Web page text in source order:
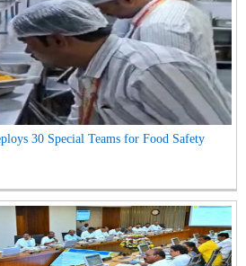
30 Special Teams for Food Safety